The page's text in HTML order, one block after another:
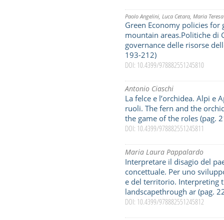
Paolo Angelini, Luca Cetara, Maria
Green Economy policies for
mountain areas.Politiche di
governance delle risorse
193-212)
DOI: 10.4399/978882551245810
Antonio Ciaschi
La felce e l’orchidea. Alpi e
ruoli. The fern and the
the game of the roles (pag.
DOI: 10.4399/978882551245811
Maria Laura Pappalardo
Interpretare il disagio del
concettuale. Per uno
e del territorio. Interpreting
landscapethrough ar (pag.
DOI: 10.4399/978882551245812